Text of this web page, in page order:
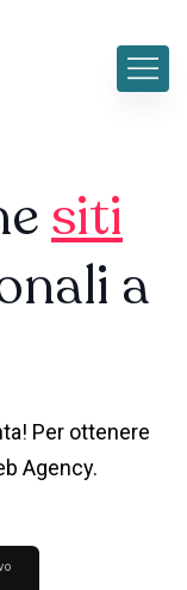
siti
a
Per ottenere
Agency.